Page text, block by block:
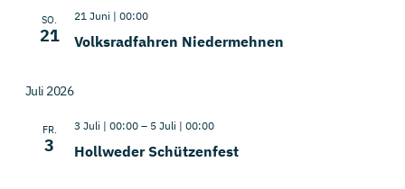
SO.
21 Volksradfahren Niedermehnen
21 Juni | 00:00
Juli 2026
FR.
3 Hollweder Schützenfest
3 Juli | 00:00– 5 Juli | 00:00